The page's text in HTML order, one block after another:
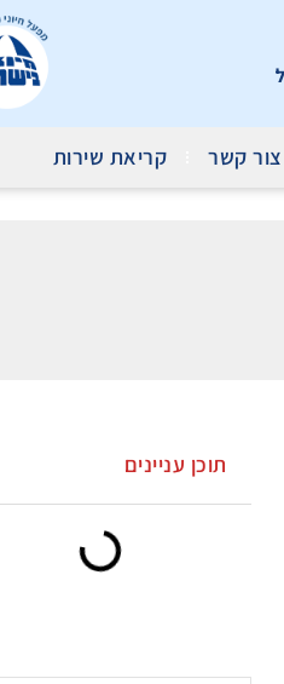
צור קשר קריאת שירות
תוכן עניינים